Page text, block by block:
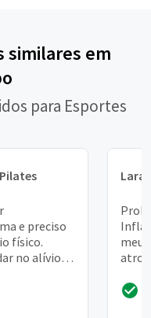
similares em
para Esportes
e preciso
físico.
no alívio
Lara
meu